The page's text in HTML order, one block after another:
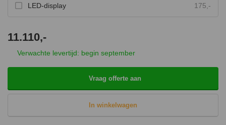
LED-display 175,-
11.110,-
Verwachte levertijd: begin september
Vraag offerte aan
In winkelwagen